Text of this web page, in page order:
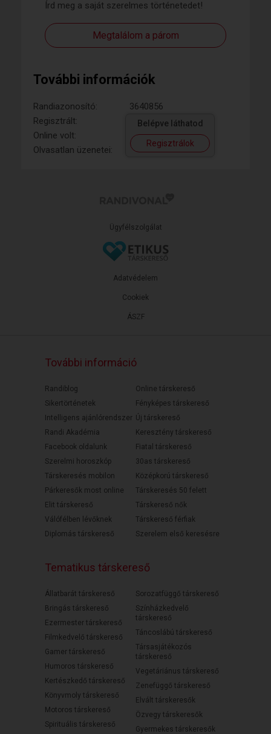
Írd meg a saját szerelmes történetedet!
Megtalálom a párom
További információk
Randiazonosító:
3640856
Regisztrált:
Online volt:
Olvasatlan üzenetei:
Belépve láthatod
Regisztrálok
Ügyfélszolgálat
ÁSZF
Adatvédelem
Cookiek
További információ
Randiblog
Sikertörténetek
Intelligens ajánlórendszer
Randi Akadémia
Facebook oldalunk
Szerelmi horoszkóp
Társkeresés mobilon
Párkeresők most online
Elit társkereső
Válófélben lévőknek
Diplomás társkereső
Online társkereső
Fényképes társkereső
Új társkereső
Keresztény társkereső
Fiatal társkereső
30as társkereső
Középkorú társkereső
Társkeresés 50 felett
Társkereső nők
Társkereső férfiak
Szerelem első keresésre
Tematikus társkereső
Állatbarát társkereső
Bringás társkereső
Ezermester társkereső
Filmkedvelő társkereső
Gamer társkereső
Humoros társkereső
Kertészkedő társkereső
Könyvmoly társkereső
Motoros társkereső
Spirituális társkereső
Sorozatfüggő társkereső
Színházkedvelő
társkereső
Táncoslábú társkereső
Társasjátékozós
társkereső
Vegetáriánus társkereső
Zenefüggő társkereső
Elvált társkeresők
Özvegy társkeresők
Gyermekes társkeresők